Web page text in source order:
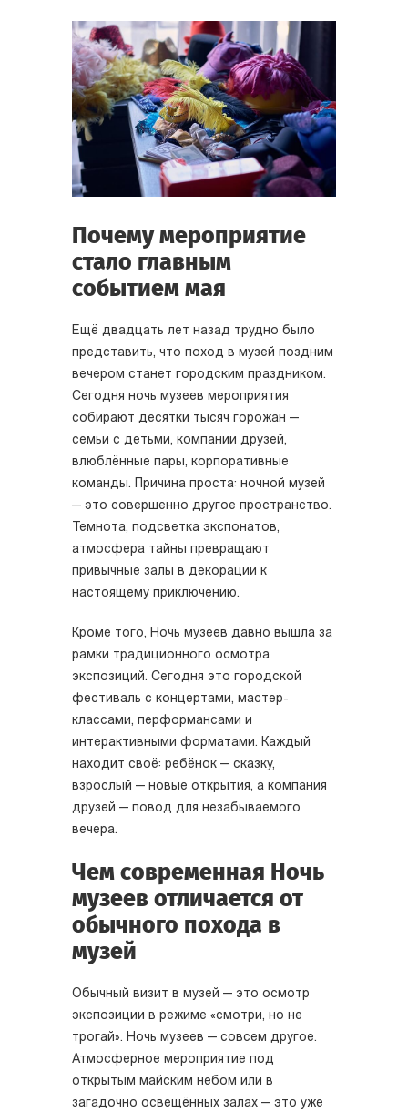
Почему мероприятие
стало главным
событием мая
Ещё двадцать лет назад трудно было
представить, что поход в музей поздним
вечером станет городским праздником.
Сегодня ночь музеев мероприятия
собирают десятки тысяч горожан —
семьи с детьми, компании друзей,
влюблённые пары, корпоративные
команды. Причина проста: ночной музей
— это совершенно другое пространство.
Темнота, подсветка экспонатов,
атмосфера тайны превращают
привычные залы в декорации к
настоящему приключению.
Кроме того, Ночь музеев давно вышла за
рамки традиционного осмотра
экспозиций. Сегодня это городской
фестиваль с концертами, мастер-
классами, перформансами и
интерактивными форматами. Каждый
находит своё: ребёнок — сказку,
взрослый — новые открытия, а компания
друзей — повод для незабываемого
вечера.
Чем современная Ночь
музеев отличается от
обычного похода в
музей
Обычный визит в музей — это осмотр
экспозиции в режиме «смотри, но не
трогай». Ночь музеев — совсем другое.
Атмосферное мероприятие под
открытым майским небом или в
загадочно освещённых залах — это уже